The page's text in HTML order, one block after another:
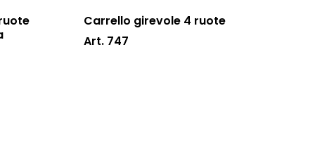
Carrello girevole 4 ruote
Art. 747